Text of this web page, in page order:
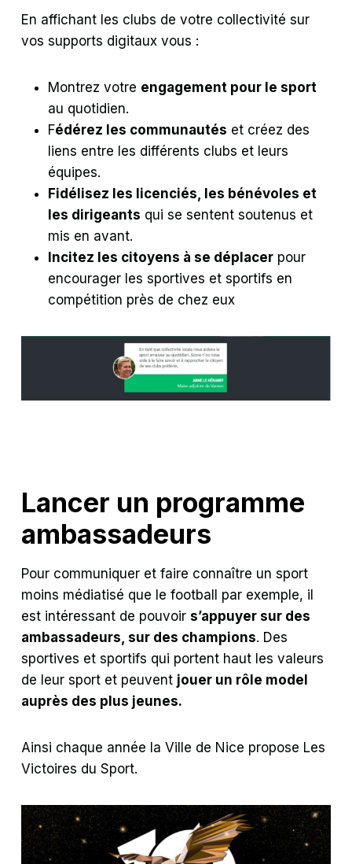
En affichant les clubs de votre collectivité sur
vos supports digitaux vous :
Montrez votre engagement pour le sport
au quotidien.
Fédérez les communautés et créez des
liens entre les différents clubs et leurs
équipes.
Fidélisez les licenciés, les bénévoles et
les dirigeants qui se sentent soutenus et
mis en avant.
Incitez les citoyens à se déplacer pour
encourager les sportives et sportifs en
compétition près de chez eux
Lancer un programme
ambassadeurs
Pour communiquer et faire connaître un sport
moins médiatisé que le football par exemple, il
est intéressant de pouvoirs’appuyer sur des
ambassadeurs, sur des champions. Des
sportives et sportifs qui portent haut les valeurs
de leur sport et peuvent jouer un rôle model
auprès des plus jeunes.
Ainsi chaque année la Ville de Nice propose Les
Victoires du Sport.